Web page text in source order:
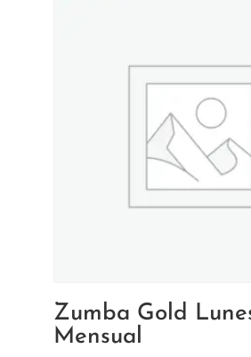
Zumba Gold
Mensual